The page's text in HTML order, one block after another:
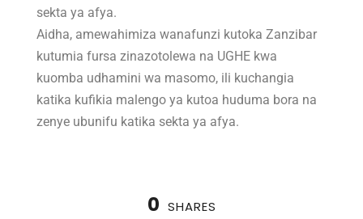
sekta ya afya.
Aidha, amewahimiza wanafunzi kutoka Zanzibar
kutumia fursa zinazotolewa na UGHE kwa
kuomba udhamini wa masomo, ili kuchangia
katika kufikia malengo ya kutoa huduma bora na
zenye ubunifu katika sekta ya afya.
0 SHARES